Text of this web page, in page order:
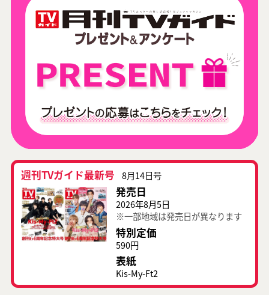
週刊TVガイド最新号 8月14日号
発売日
2026年8月5日
※一部地域は発売日が異なります
特別定価
590円
表紙
Kis-My-Ft2